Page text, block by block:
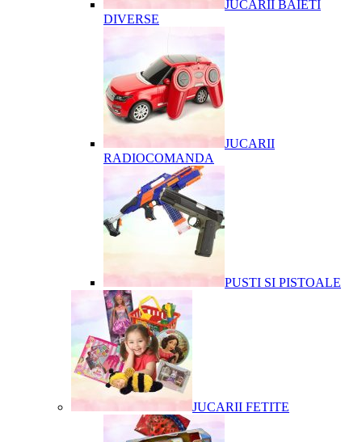
JUCARII BAIETI
DIVERSE
JUCARII
RADIOCOMANDA
PUSTI SI PISTOALE
JUCARII FETITE